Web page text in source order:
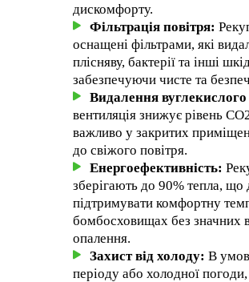
дискомфорту.
Фільтрація повітря:
оснащені фільтрами, які
плісняву, бактерії та інші
забезпечуючи чисте та
Видалення вуглекислого
вентиляція знижує рівень
важливо у закритих
до свіжого повітря.
Енергоефективність:
зберігають до 90% тепла, що
підтримувати комфортну
бомбосховищах без значних
опалення.
Захист від холоду: В
періоду або холодної